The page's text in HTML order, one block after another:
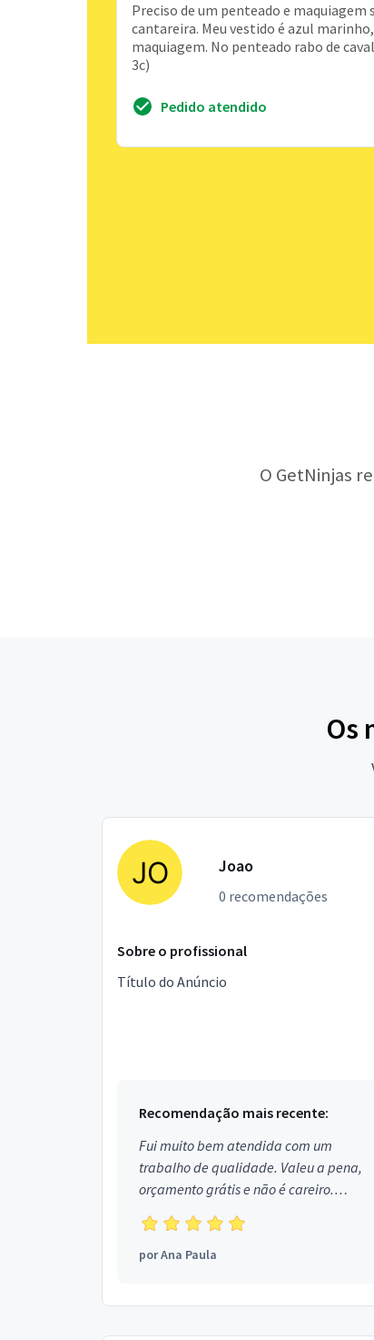
Preciso de um penteado e maquiagem
cantareira. Meu vestido é azul
maquiagem. No penteado rabo de
3c)
Pedido atendido
O GetNinjas
Os
Joao
0 recomendações
Sobre o profissional
Título do Anúncio
Recomendação mais recente:
Fui muito bem atendida com um
trabalho de qualidade. Valeu a pena,
orçamento grátis e não é careiro.
Obrigada!
porAna Paula